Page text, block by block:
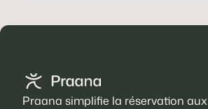
Praana simplifie la réservation aux